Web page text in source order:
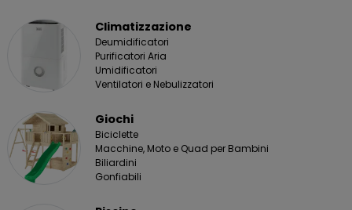
Climatizzazione
Deumidificatori
Purificatori Aria
Umidificatori
Ventilatori e Nebulizzatori
Giochi
Biciclette
Macchine, Moto e Quad per Bambini
Biliardini
Gonfiabili